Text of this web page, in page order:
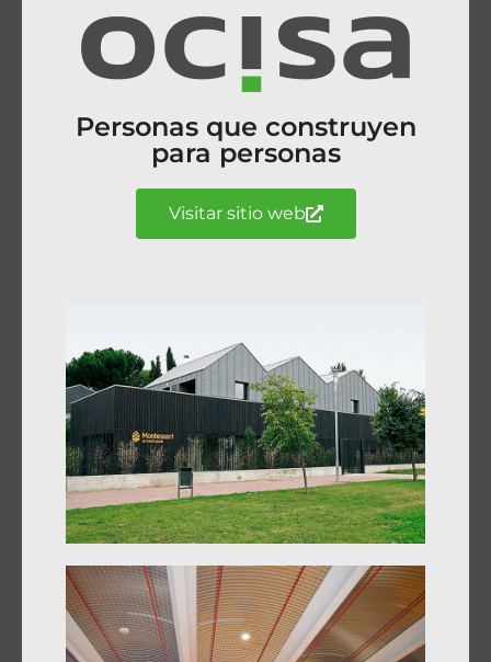
Personas que construyen
para personas
Visitar sitio web